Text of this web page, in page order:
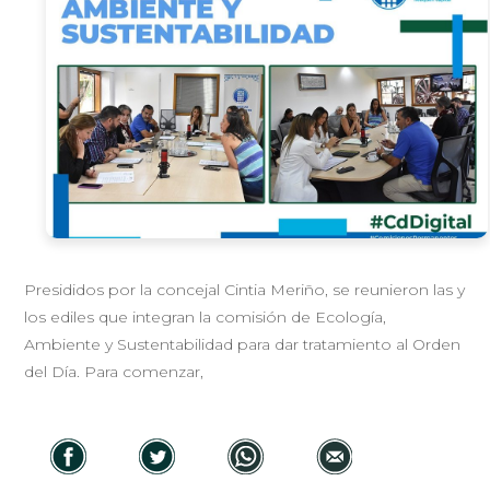
Presididos por la concejal Cintia Meriño, se reunieron las y
los ediles que integran la comisión de Ecología,
Ambiente y Sustentabilidad para dar tratamiento al Orden
del Día. Para comenzar,